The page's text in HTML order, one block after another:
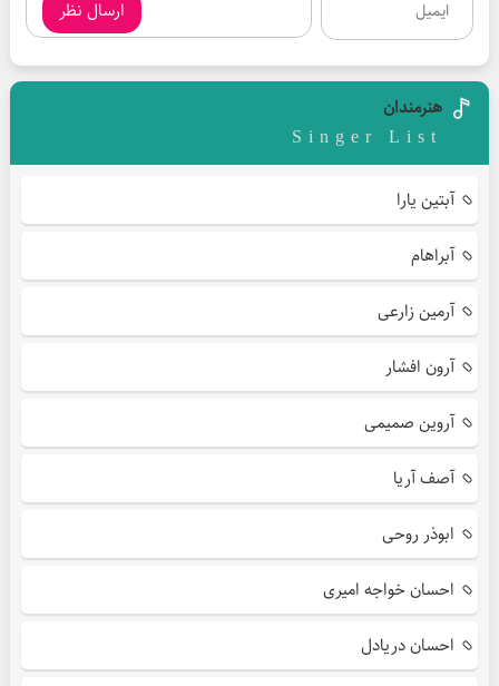
ارسال نظر
هنرمندان
Singer List
آبتین یارا
آبراهام
آرمین زارعی
آرون افشار
آروین صمیمی
آصف آریا
ابوذر روحی
احسان خواجه امیری
احسان دریادل